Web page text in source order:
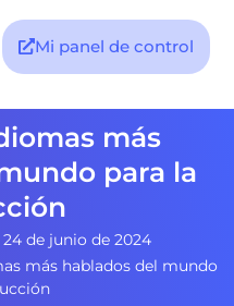
Mi panel de control
más
para la
24 de junio de 2024
más hablados del mundo